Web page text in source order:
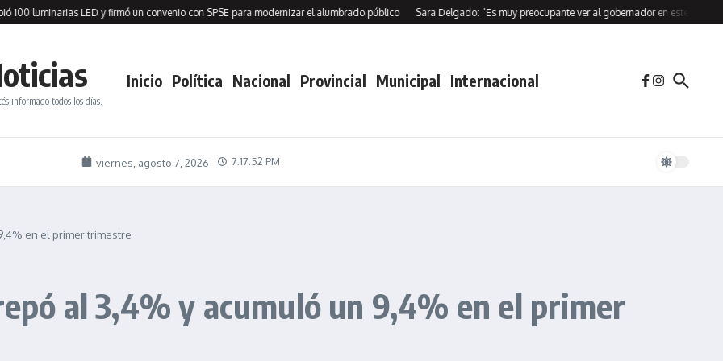
LED y firmó un convenio con SPSE para modernizar el alumbrado público Sara Delgado: “Es muy preocupante ver al gobernador en este estado”
informado todos los días.
Inicio Política Nacional Provincial Municipal Internacional
viernes, agosto 7, 2026 7:17:53 PM
en el primer trimestre
al 3,4% y acumuló un 9,4% en el primer